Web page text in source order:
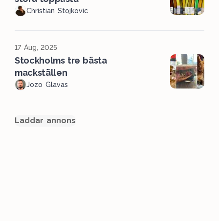
Christian Stojkovic
17 Aug, 2025
Stockholms tre bästa
mackställen
Jozo Glavas
Laddar annons